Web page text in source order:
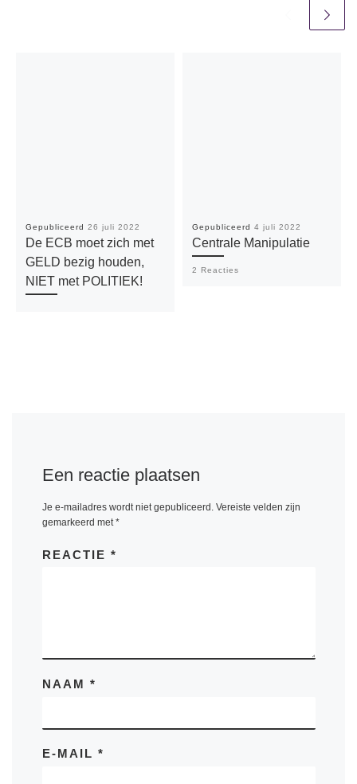
Gepubliceerd 26 juli 2022
De ECB moet zich met
GELD bezig houden,
NIET met POLITIEK!
Gepubliceerd 4 juli 2022
Centrale Manipulatie
2 Reacties
Een reactie plaatsen
Je e-mailadres wordt niet gepubliceerd. Vereiste velden zijn
gemarkeerd met*
REACTIE *
NAAM *
E-MAIL *